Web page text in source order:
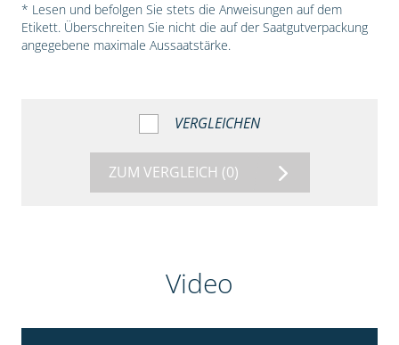
* Lesen und befolgen Sie stets die Anweisungen auf dem
Etikett. Überschreiten Sie nicht die auf der Saatgutverpackung
angegebene maximale Aussaatstärke.
VERGLEICHEN
ZUM VERGLEICH (0)
Video